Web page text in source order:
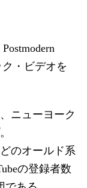
・ビデオを
ニューヨーク
のオールド系
の登録者数